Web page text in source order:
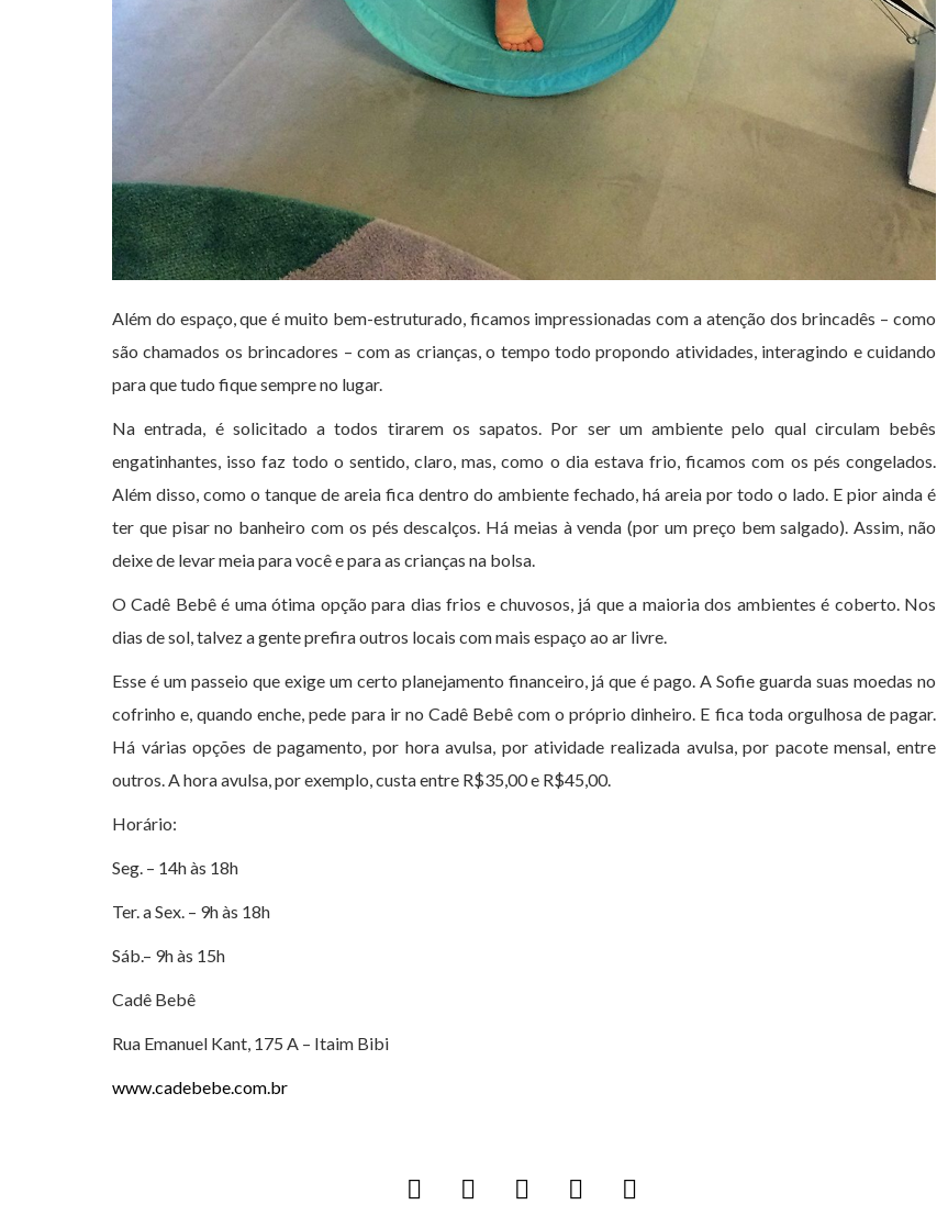
Além do espaço, que é muito bem-estruturado, ficamos impressionadas com a atenção dos brincadês – como
são chamados os brincadores – com as crianças, o tempo todo propondo atividades, interagindo e cuidando
para que tudo fique sempre no lugar.
Na entrada, é solicitado a todos tirarem os sapatos. Por ser um ambiente pelo qual circulam bebês
engatinhantes, isso faz todo o sentido, claro, mas, como o dia estava frio, ficamos com os pés congelados.
Além disso, como o tanque de areia fica dentro do ambiente fechado, há areia por todo o lado. E pior ainda é
ter que pisar no banheiro com os pés descalços. Há meias à venda (por um preço bem salgado). Assim, não
deixe de levar meia para você e para as crianças na bolsa.
O Cadê Bebê é uma ótima opção para dias frios e chuvosos, já que a maioria dos ambientes é coberto. Nos
dias de sol, talvez a gente prefira outros locais com mais espaço ao ar livre.
Esse é um passeio que exige um certo planejamento financeiro, já que é pago. A Sofie guarda suas moedas no
cofrinho e, quando enche, pede para ir no Cadê Bebê com o próprio dinheiro. E fica toda orgulhosa de pagar.
Há várias opções de pagamento, por hora avulsa, por atividade realizada avulsa, por pacote mensal, entre
outros. A hora avulsa, por exemplo, custa entre R$35,00 e R$45,00.
Horário:
Seg. – 14h às 18h
Ter. a Sex. – 9h às 18h
Sáb.– 9h às 15h
Cadê Bebê
Rua Emanuel Kant, 175 A – Itaim Bibi
www.cadebebe.com.br